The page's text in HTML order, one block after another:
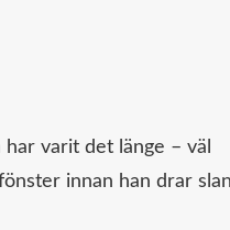
varit det länge – väl
innan han drar